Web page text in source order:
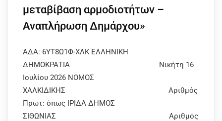
μεταβίβαση αρμοδιοτήτων –
Αναπλήρωση Δημάρχου»
ΑΔΑ: 6ΥΤ8Ω1Φ-ΧΛΚ ΕΛΛΗΝΙΚΗ
ΔΗΜΟΚΡΑΤΙΑ Νικήτη 16
Ιουλίου 2026 ΝΟΜΟΣ
ΧΑΛΚΙΔΙΚΗΣ Αριθμός
Πρωτ: όπως ΙΡΙΔΑ ΔΗΜΟΣ
ΣΙΘΩΝΙΑΣ Αριθμός